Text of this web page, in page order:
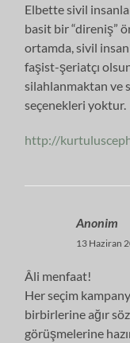
Elbette sivil
basit bir “direniş”
ortamda, sivil
faşist-şeriatçı
silahlanmaktan ve
seçenekleri yoktur.
http://
Anonim
13 Haziran
Âli menfaat!
Her seçim
birbirlerine ağır
görüşmelerine